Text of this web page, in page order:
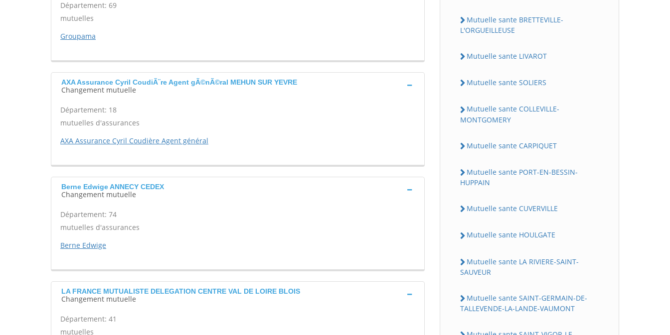
Département: 69
mutuelles
Groupama
AXA Assurance Cyril CoudiÃ¨re Agent gÃ©nÃ©ral MEHUN SUR YEVRE
Changement mutuelle
Département: 18
mutuelles d'assurances
AXA Assurance Cyril Coudière Agent général
Berne Edwige ANNECY CEDEX
Changement mutuelle
Département: 74
mutuelles d'assurances
Berne Edwige
LA FRANCE MUTUALISTE DELEGATION CENTRE VAL DE LOIRE BLOIS
Changement mutuelle
Département: 41
mutuelles
Mutuelle sante BRETTEVILLE-
L'ORGUEILLEUSE
Mutuelle sante LIVAROT
Mutuelle sante SOLIERS
Mutuelle sante COLLEVILLE-
MONTGOMERY
Mutuelle sante CARPIQUET
Mutuelle sante PORT-EN-BESSIN-
HUPPAIN
Mutuelle sante CUVERVILLE
Mutuelle sante HOULGATE
Mutuelle sante LA RIVIERE-SAINT-
SAUVEUR
Mutuelle sante SAINT-GERMAIN-DE-
TALLEVENDE-LA-LANDE-VAUMONT